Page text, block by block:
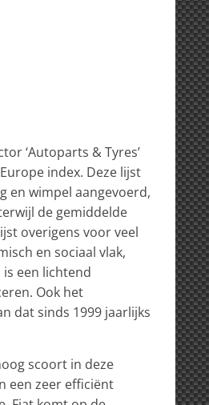
‘Autoparts & Tyres’
index. Deze lijst
en wimpel aangevoerd,
de gemiddelde
overigens voor veel
en sociaal vlak,
een lichtend
Ook het
dat sinds 1999 jaarlijks
scoort in deze
een zeer efficiënt